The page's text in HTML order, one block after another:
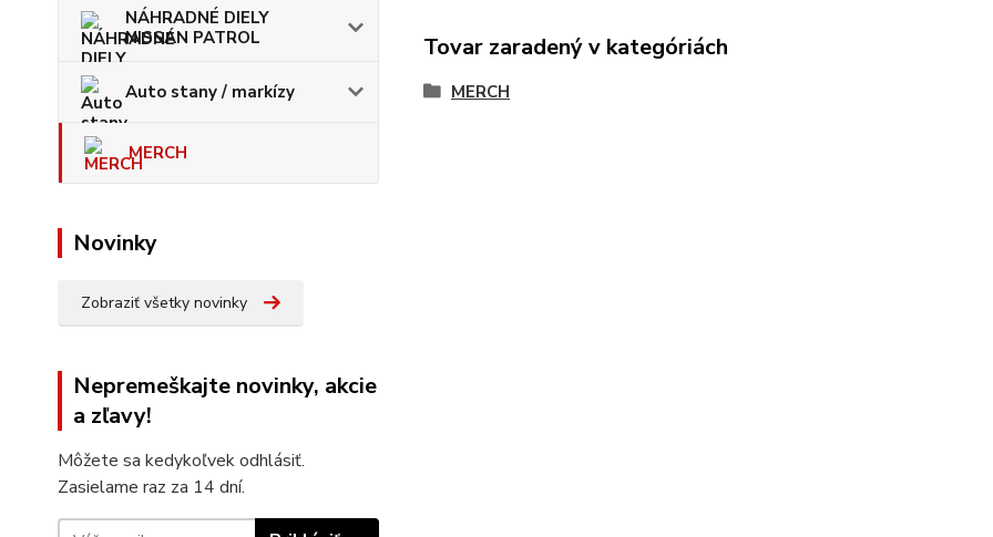
NÁHRADNÉ DIELY
NISSAN PATROL
Auto stany / markízy
MERCH
Novinky
Zobraziť všetky novinky
Nepremeškajte novinky, akcie
a zľavy!
Môžete sa kedykoľvek odhlásiť.
Zasielame raz za 14 dní.
Tovar zaradený v kategóriách
MERCH